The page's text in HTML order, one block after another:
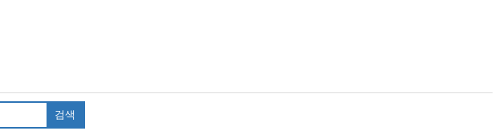
검색